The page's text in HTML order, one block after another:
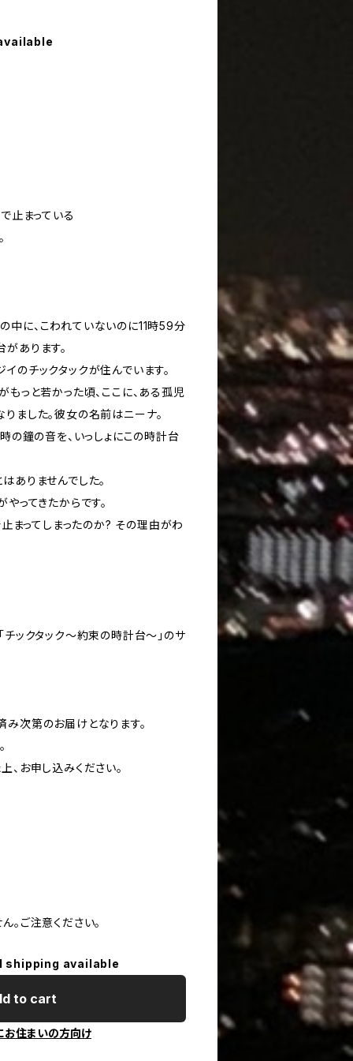
止まっている
中に、こわれていないのに11時59分
あります。
のチックタックが住んでいます。
もっと若かった頃、ここに、ある孤児
ました。彼女の名前はニーナ。
の鐘の音を、いっしょにこの時計台
ありませんでした。
やってきたからです。
まってしまったのか? その理由がわ
チックタック～約束の時計台～」のサ
次第のお届けとなります。
、お申し込みください。
。ご注意ください。
shipping available
to cart
お住まいの方向け